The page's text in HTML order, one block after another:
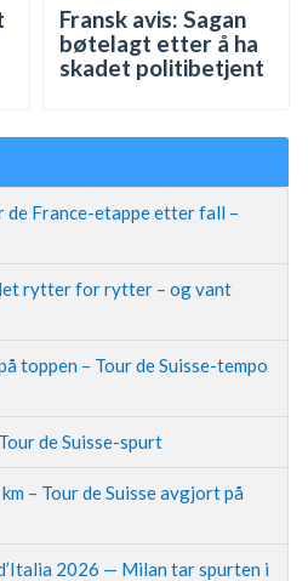
Fransk avis: Sagan
bøtelagt etter å ha
skadet politibetjent
France-etappe etter fall –
rytter for rytter – og vant
toppen – Tour de Suisse-tempo
de Suisse-spurt
– Tour de Suisse avgjort på
2026 — Milan tar spurten i